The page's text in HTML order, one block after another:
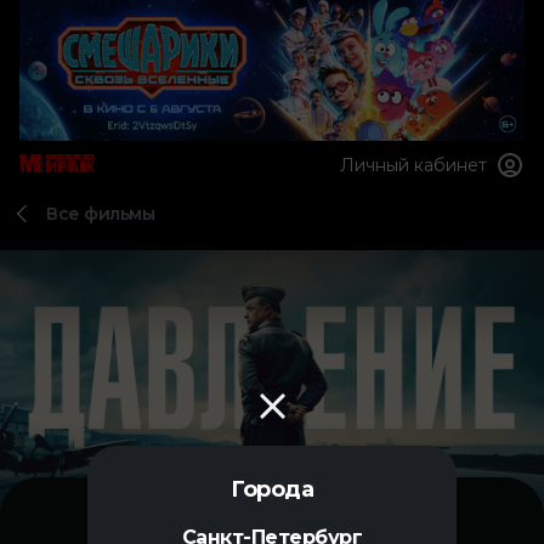
Города
Санкт-Петербург
Личный кабинет
Все фильмы